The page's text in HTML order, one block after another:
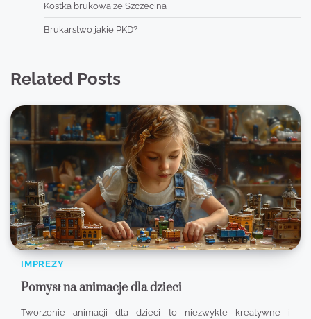
Kostka brukowa ze Szczecina
Brukarstwo jakie PKD?
Related Posts
IMPREZY
Pomysł na animacje dla dzieci
Tworzenie animacji dla dzieci to niezwykle kreatywne i